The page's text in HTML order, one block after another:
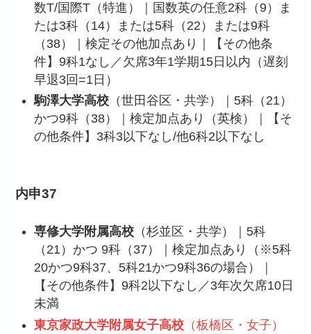
数T/国際T（特進）｜国数英の任意2科（9）ま
たは3科（14）または5科（22）または9科
（38）｜検定その他加点あり｜【その他条
件】9科1なし／欠席3年1学期15日以内（遅刻
早退3回=1日）
駒澤大学高校 （世田谷区・共学）｜5科（21）
かつ9科（38）｜検定加点あり（英検）｜【そ
の他条件】3科3以下なし/他6科2以下なし
内申37
専修大学附属高校 （杉並区・共学）｜5科
（21）かつ 9科（37）｜検定加点あり（※5科
20かつ9科37、5科21かつ9科36の場合）｜
【その他条件】9科2以下なし／3年次欠席10日
未満
東京家政大学附属女子高校 （板橋区・女子）